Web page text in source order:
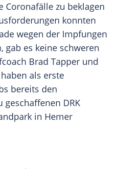
Coronafälle zu beklagen
konnten
wegen der Impfungen
gab es keine schweren
Brad Tapper und
als erste
bereits den
DRK
in Hemer